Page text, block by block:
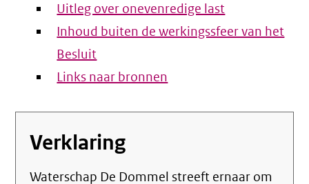
Uitleg over onevenredige last
Inhoud buiten de werkingssfeer van het
Besluit
Links naar bronnen
Verklaring
Waterschap De Dommel streeft ernaar om